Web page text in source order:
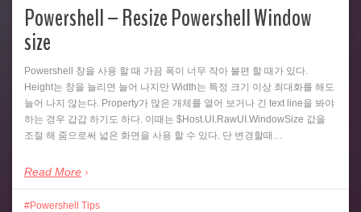
Powershell – Resize Powershell Window
size
Powershell 창을 사용 할 때 가끔 폭이 너무 작아 불편 할 때가 있다.
Height는 창을 늘리면 늘어 나지만 Width는 특정 크기 이상 최대화를 해도
늘어 나지 않는다. Property가 많은 개체를 열어 보거나 긴 text line을 봐야
하는 경우 갑갑 하기도 하다. 이때는 $Host.UI.RawUI.WindowSize 값을
조절 해 줌으로써 넓은 화면을 사용 할 수 있다. 단 변경할때…
Read More
Powershell Tips